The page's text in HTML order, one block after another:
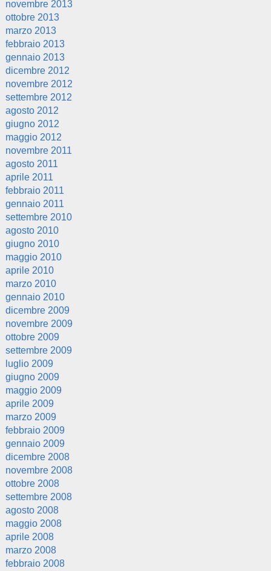
novembre 2013
ottobre 2013
marzo 2013
febbraio 2013
gennaio 2013
dicembre 2012
novembre 2012
settembre 2012
agosto 2012
giugno 2012
maggio 2012
novembre 2011
agosto 2011
aprile 2011
febbraio 2011
gennaio 2011
settembre 2010
agosto 2010
giugno 2010
maggio 2010
aprile 2010
marzo 2010
gennaio 2010
dicembre 2009
novembre 2009
ottobre 2009
settembre 2009
luglio 2009
giugno 2009
maggio 2009
aprile 2009
marzo 2009
febbraio 2009
gennaio 2009
dicembre 2008
novembre 2008
ottobre 2008
settembre 2008
agosto 2008
maggio 2008
aprile 2008
marzo 2008
febbraio 2008